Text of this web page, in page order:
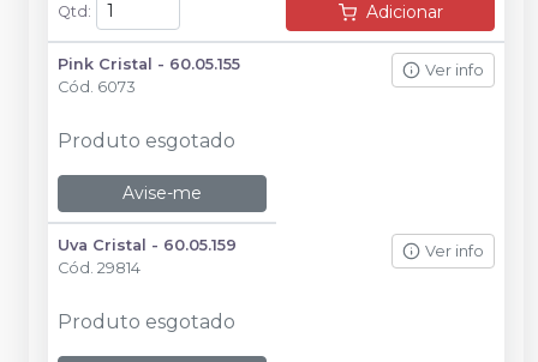
Qtd : Adicionar
Pink Cristal - 60.05.155
Cód. 6073
Ver info
Produto esgotado
Avise-me
Uva Cristal - 60.05.159
Cód. 29814
Ver info
Produto esgotado